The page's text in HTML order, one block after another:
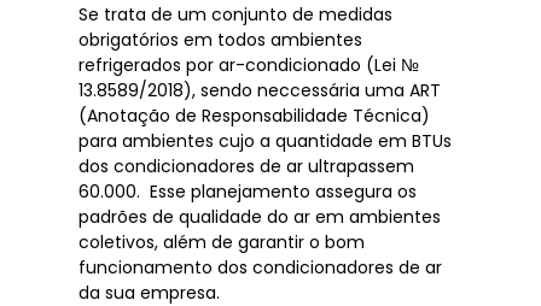
Se trata de um conjunto de medidas
obrigatórios em todos ambientes
refrigerados por ar-condicionado (Lei №
13.8589/2018), sendo neccessária uma ART
(Anotação de Responsabilidade Técnica)
para ambientes cujo a quantidade em BTUs
dos condicionadores de ar ultrapassem
60.000. Esse planejamento assegura os
padrões de qualidade do ar em ambientes
coletivos, além de garantir o bom
funcionamento dos condicionadores de ar
da sua empresa.